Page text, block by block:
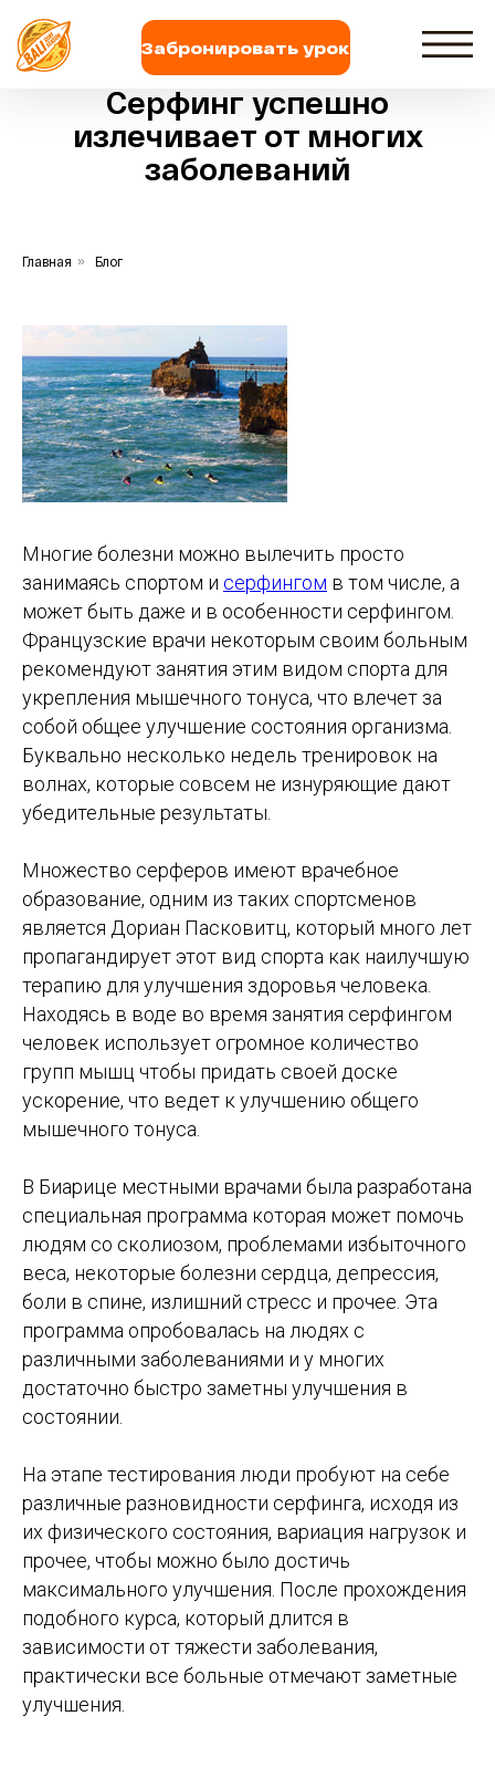
Забронировать урок
Серфинг успешно
излечивает от многих
заболеваний
Главная » Блог
Многие болезни можно вылечить просто
занимаясь спортом и серфингом в том числе, а
может быть даже и в особенности серфингом.
Французские врачи некоторым своим больным
рекомендуют занятия этим видом спорта для
укрепления мышечного тонуса, что влечет за
собой общее улучшение состояния организма.
Буквально несколько недель тренировок на
волнах, которые совсем не изнуряющие дают
убедительные результаты.
Множество серферов имеют врачебное
образование, одним из таких спортсменов
является Дориан Пасковитц, который много лет
пропагандирует этот вид спорта как наилучшую
терапию для улучшения здоровья человека.
Находясь в воде во время занятия серфингом
человек использует огромное количество
групп мышц чтобы придать своей доске
ускорение, что ведет к улучшению общего
мышечного тонуса.
В Биарице местными врачами была разработана
специальная программа которая может помочь
людям со сколиозом, проблемами избыточного
веса, некоторые болезни сердца, депрессия,
боли в спине, излишний стресс и прочее. Эта
программа опробовалась на людях с
различными заболеваниями и у многих
достаточно быстро заметны улучшения в
состоянии.
На этапе тестирования люди пробуют на себе
различные разновидности серфинга, исходя из
их физического состояния, вариация нагрузок и
прочее, чтобы можно было достичь
максимального улучшения. После прохождения
подобного курса, который длится в
зависимости от тяжести заболевания,
практически все больные отмечают заметные
улучшения.